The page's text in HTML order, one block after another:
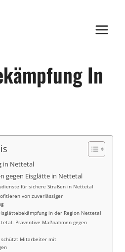
In
in Nettetal
gegen Eisglätte in Nettetal
für sichere Straßen in Nettetal
von zuverlässiger
in der Region Nettetal
Präventive Maßnahmen gegen
Mitarbeiter mit